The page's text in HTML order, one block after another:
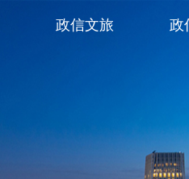
政信文旅 政